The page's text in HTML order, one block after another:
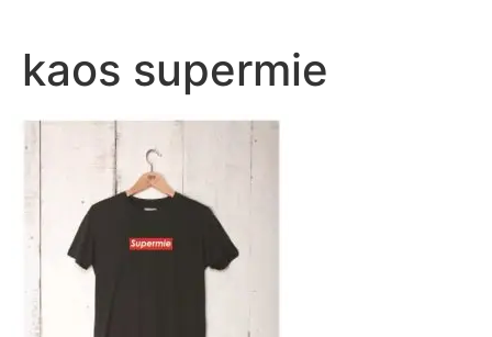
konten
kaos supermie